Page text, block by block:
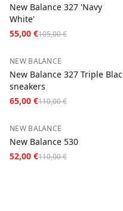
New Balance 327 'Navy
White'
55,00 €105,00 €
−41%
NEW BALANCE
New Balance 327 Triple
sneakers
65,00 €110,00 €
−53%
NEW BALANCE
New Balance 530
52,00 €110,00 €